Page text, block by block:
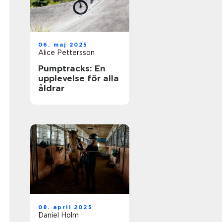
06. maj 2025
Alice Pettersson
Pumptracks: En
upplevelse för alla
åldrar
08. april 2025
Daniel Holm